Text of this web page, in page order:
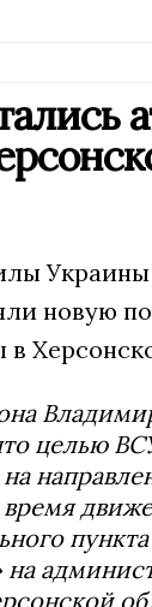
Украины
новую
в
целью